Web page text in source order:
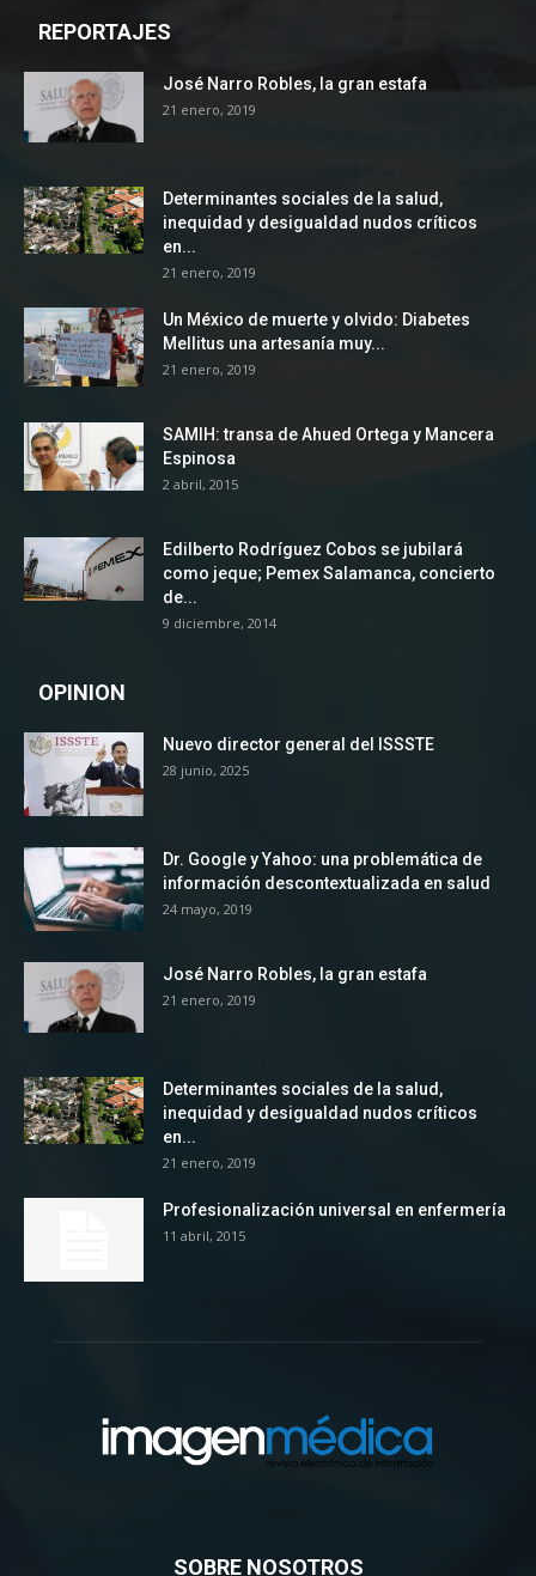
REPORTAJES
José Narro Robles, la gran estafa
21 enero, 2019
Determinantes sociales de la salud,
inequidad y desigualdad nudos críticos
en...
21 enero, 2019
Un México de muerte y olvido: Diabetes
Mellitus una artesanía muy...
21 enero, 2019
SAMIH: transa de Ahued Ortega y Mancera
Espinosa
2 abril, 2015
Edilberto Rodríguez Cobos se jubilará
como jeque; Pemex Salamanca, concierto
de...
9 diciembre, 2014
OPINION
Nuevo director general del ISSSTE
28 junio, 2025
Dr. Google y Yahoo: una problemática de
información descontextualizada en salud
24 mayo, 2019
José Narro Robles, la gran estafa
21 enero, 2019
Determinantes sociales de la salud,
inequidad y desigualdad nudos críticos
en...
21 enero, 2019
Profesionalización universal en enfermería
11 abril, 2015
SOBRE NOSOTROS